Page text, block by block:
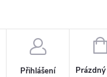
Přihlášení